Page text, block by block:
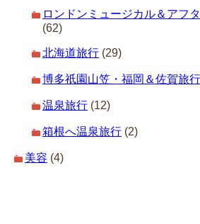
ロンドンミュージカル＆アフ
(62)
北海道旅行 (29)
博多祇園山笠・福岡＆佐賀旅
温泉旅行 (12)
箱根へ温泉旅行 (2)
美容 (4)